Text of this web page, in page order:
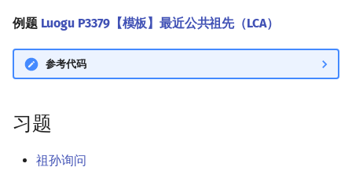
例题 Luogu P3379【模板】最近公共祖先（LCA）
参考代码
习题
祖孙询问